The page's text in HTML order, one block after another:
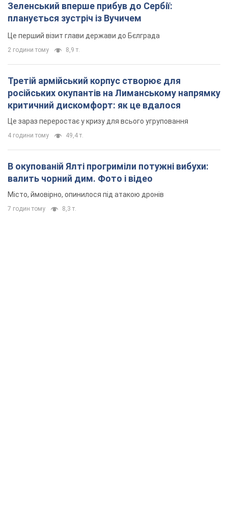
Зеленський вперше прибув до Сербії:
планується зустріч із Вучичем
Це перший візит глави держави до Бєлграда
2 години тому 8,9 т.
Третій армійський корпус створює для
російських окупантів на Лиманському напрямку
критичний дискомфорт: як це вдалося
Це зараз переростає у кризу для всього угруповання
4 години тому 49,4 т.
В окупованій Ялті прогриміли потужні вибухи:
валить чорний дим. Фото і відео
Місто, ймовірно, опинилося під атакою дронів
7 годин тому 8,3 т.